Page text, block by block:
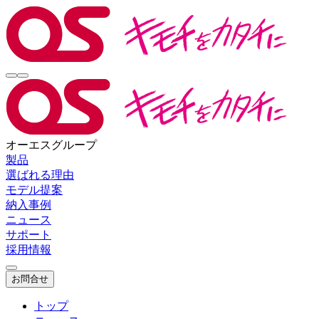
オーエスグループ
製品
選ばれる理由
モデル提案
納入事例
ニュース
サポート
採用情報
お問合せ
トップ